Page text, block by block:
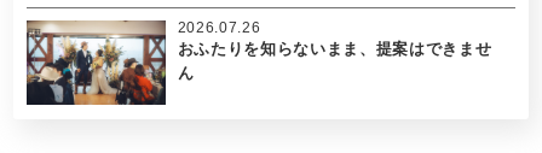
おふたりを知らないまま、提案はできませ
ん
2026.07.26